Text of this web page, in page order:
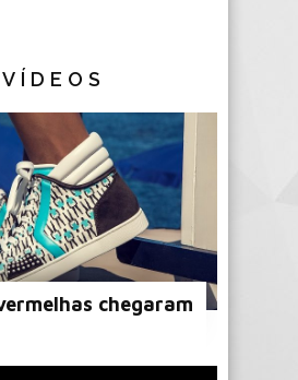
VÍDEOS
chegaram